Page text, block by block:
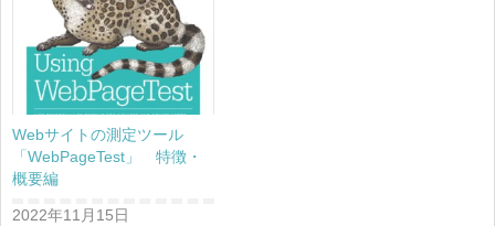
Webサイトの測定ツール
「WebPageTest」 特徴・
概要編
2022年11月15日